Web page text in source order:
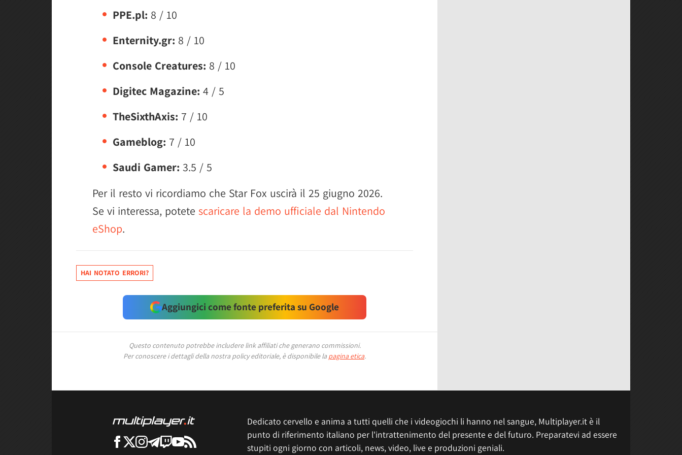
PPE.pl: 8 / 10
Enternity.gr: 8 / 10
Console Creatures: 8 / 10
Digitec Magazine: 4 / 5
TheSixthAxis: 7 / 10
Gameblog: 7 / 10
Saudi Gamer: 3.5 / 5
Per il resto vi ricordiamo che Star Fox uscirà il 25 giugno 2026.
Se vi interessa, potete scaricare la demo ufficiale dal Nintendo
eShop.
HAI NOTATO ERRORI?
Aggiungici come fonte preferita su Google
Questo contenuto potrebbe includere link affiliati che generano commissioni.
Per conoscere i dettagli della nostra policy editoriale, è disponibile la pagina etica.
Dedicato cervello e anima a tutti quelli che i videogiochi li hanno nel sangue, Multiplayer.it è il
punto di riferimento italiano per l'intrattenimento del presente e del futuro. Preparatevi ad essere
stupiti ogni giorno con articoli, news, video, live e produzioni geniali.